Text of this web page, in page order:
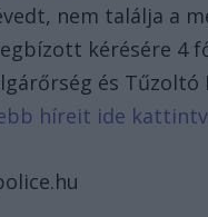
nem találja a
kérésére 4
és
híreit ide